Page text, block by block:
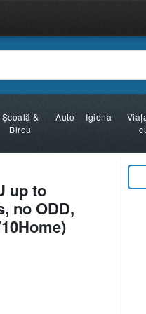
Şcoală &
Birou
Auto Igiena
up to
no ODD,